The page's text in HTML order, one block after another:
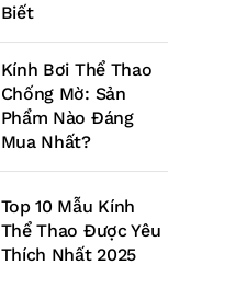
Biết
Kính Bơi Thể Thao
Chống Mờ: Sản
Phẩm Nào Đáng
Mua Nhất?
Top 10 Mẫu Kính
Thể Thao Được Yêu
Thích Nhất 2025